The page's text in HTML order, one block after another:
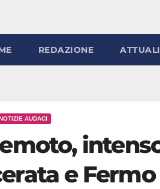
REDAZIONE
AUDACI
e